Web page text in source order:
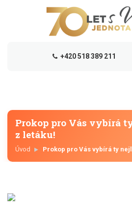
+420 518 389 211
Prokop pro Vás vybírá
z letáku!
Úvod Prokop pro Vás vybírá ty